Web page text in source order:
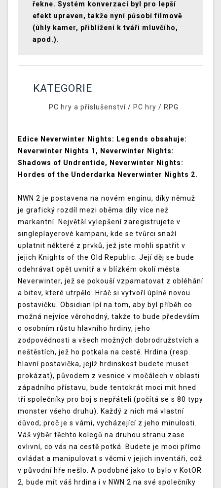
řekne. Systém konverzací byl pro lepší
efekt upraven, takže nyní působí filmově
(úhly kamer, přiblížení k tváři mluvčího,
apod.).
KATEGORIE
PC hry a příslušenství/ PC hry / RPG
Edice Neverwinter Nights: Legends obsahuje:
Neverwinter Nights 1, Neverwinter Nights:
Shadows of Undrentide, Neverwinter Nights:
Hordes of the Underdarka Neverwinter Nights 2.
NWN 2 je postavena na novém enginu, díky němuž
je grafický rozdíl mezi oběma díly více než
markantní. Největší vylepšení zaregistrujete v
singleplayerové kampani, kde se tvůrci snaží
uplatnit některé z prvků, jež jste mohli spatřit v
jejich Knights of the Old Republic. Její děj se bude
odehrávat opět uvnitř a v blízkém okolí města
Neverwinter, jež se pokouší vzpamatovat z obléhání
a bitev, které utrpělo. Hráč si vytvoří úplně novou
postavičku. Obsidian lpí na tom, aby byl příběh co
možná nejvíce věrohodný, takže to bude především
o osobním růstu hlavního hrdiny, jeho
zodpovědnosti a všech možných dobrodružstvích a
neštěstích, jež ho potkala na cestě. Hrdina (resp.
hlavní postavička, jejíž hrdinskost budete muset
prokázat), původem z vesnice v močálech v oblasti
západního přístavu, bude tentokrát moci mít hned
tři společníky pro boj s nepřáteli (počítá se s 80 typy
monster všeho druhu). Každý z nich má vlastní
důvod, proč je s vámi, vycházející z jeho minulosti.
Váš výběr těchto kolegů na druhou stranu zase
ovlivní, co vás na cestě potká. Budete je moci přímo
ovládat a manipulovat s věcmi v jejich inventáři, což
v původní hře nešlo. A podobně jako to bylo v KotOR
2, bude mít váš hrdina i v NWN 2 na své společníky